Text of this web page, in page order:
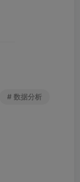
# 数据分析